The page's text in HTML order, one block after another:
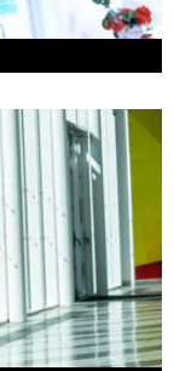
Arctic Root, Kan